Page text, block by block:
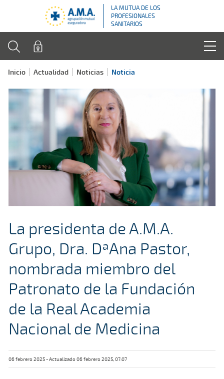
LA MUTUA DE LOS
PROFESIONALES
SANITARIOS
Inicio Actualidad Noticias Noticia
La presidenta de A.M.A.
Grupo, Dra. DªAna Pastor,
nombrada miembro del
Patronato de la Fundación
de la Real Academia
Nacional de Medicina
06 febrero 2025 - Actualizado 06 febrero 2025, 07:07